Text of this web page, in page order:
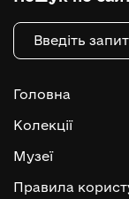
Головна
Колекції
Музеї
Правила